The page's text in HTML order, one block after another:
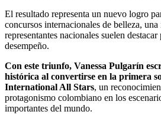
El resultado representa un nuevo logro
concursos internacionales de belleza,
representantes nacionales suelen
desempeño.
Con este triunfo, Vanessa Pulgarín
histórica al convertirse en la primera
International All Stars, un
protagonismo colombiano en los
importantes del mundo.